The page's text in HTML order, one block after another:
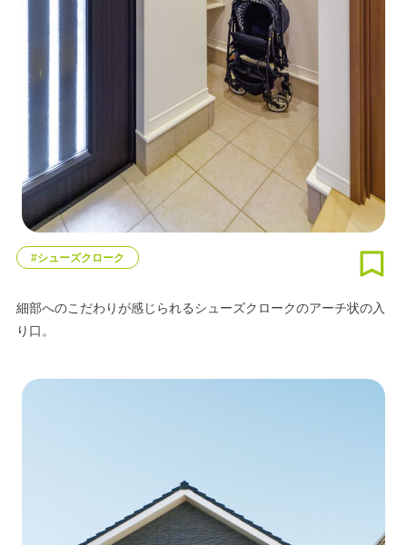
#シューズクローク
細部へのこだわりが感じられるシューズクロークのアーチ状の入
り口。